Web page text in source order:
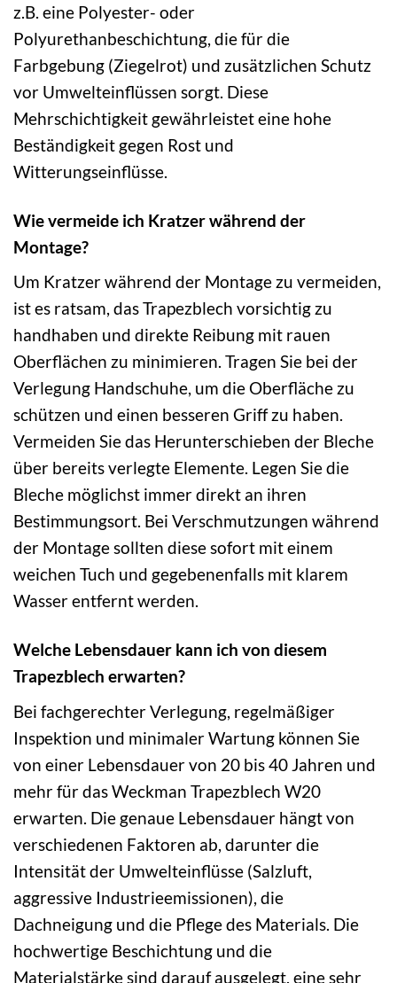
z.B. eine Polyester- oder
Polyurethanbeschichtung, die für die
Farbgebung (Ziegelrot) und zusätzlichen Schutz
vor Umwelteinflüssen sorgt. Diese
Mehrschichtigkeit gewährleistet eine hohe
Beständigkeit gegen Rost und
Witterungseinflüsse.
Wie vermeide ich Kratzer während der
Montage?
Um Kratzer während der Montage zu vermeiden,
ist es ratsam, das Trapezblech vorsichtig zu
handhaben und direkte Reibung mit rauen
Oberflächen zu minimieren. Tragen Sie bei der
Verlegung Handschuhe, um die Oberfläche zu
schützen und einen besseren Griff zu haben.
Vermeiden Sie das Herunterschieben der Bleche
über bereits verlegte Elemente. Legen Sie die
Bleche möglichst immer direkt an ihren
Bestimmungsort. Bei Verschmutzungen während
der Montage sollten diese sofort mit einem
weichen Tuch und gegebenenfalls mit klarem
Wasser entfernt werden.
Welche Lebensdauer kann ich von diesem
Trapezblech erwarten?
Bei fachgerechter Verlegung, regelmäßiger
Inspektion und minimaler Wartung können Sie
von einer Lebensdauer von 20 bis 40 Jahren und
mehr für das Weckman Trapezblech W20
erwarten. Die genaue Lebensdauer hängt von
verschiedenen Faktoren ab, darunter die
Intensität der Umwelteinflüsse (Salzluft,
aggressive Industrieemissionen), die
Dachneigung und die Pflege des Materials. Die
hochwertige Beschichtung und die
Materialstärke sind darauf ausgelegt, eine sehr